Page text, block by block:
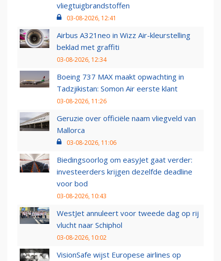
vliegtuigbrandstoffen
03-08-2026, 12:41
Airbus A321neo in Wizz Air-kleurstelling
beklad met graffiti
03-08-2026, 12:34
Boeing 737 MAX maakt opwachting in
Tadzjikistan: Somon Air eerste klant
03-08-2026, 11:26
Geruzie over officiële naam vliegveld van
Mallorca
03-08-2026, 11:06
Biedingsoorlog om easyJet gaat verder:
investeerders krijgen dezelfde deadline
voor bod
03-08-2026, 10:43
WestJet annuleert voor tweede dag op rij
vlucht naar Schiphol
03-08-2026, 10:02
VisionSafe wijst Europese airlines op